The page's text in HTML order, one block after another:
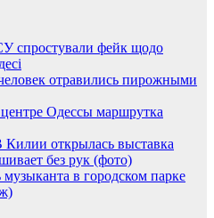
спростували фейк щодо
отравились пирожными
Одессы маршрутка
Килии открылась выставка
без рук (фото)
музыканта в городском парке